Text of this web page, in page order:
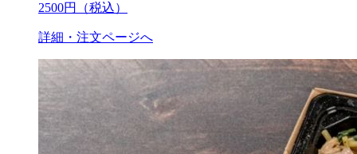
2500円（税込）
詳細・注文ページへ